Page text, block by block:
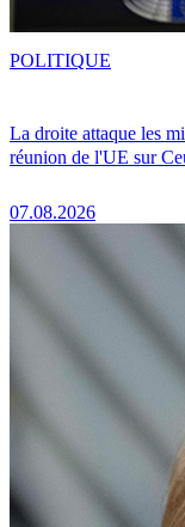
La droite attaque les
réunion de l'UE sur
07.08.2026
POLITIQUE